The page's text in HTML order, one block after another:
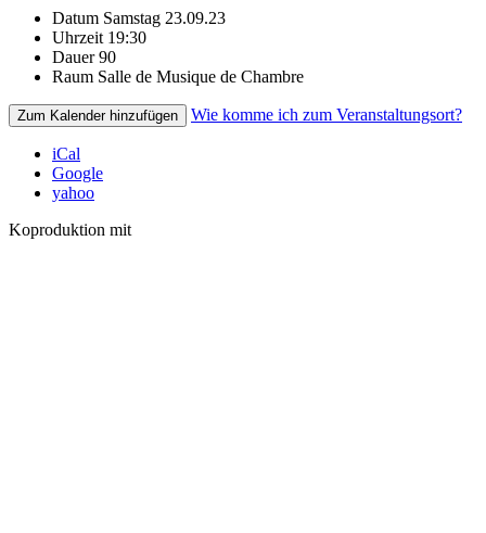
Datum Samstag 23.09.23
Uhrzeit 19:30
Dauer 90
Raum Salle de Musique de Chambre
Zum Kalender hinzufügen Wie komme ich zum Veranstaltungsort?
iCal
Google
yahoo
Koproduktion mit